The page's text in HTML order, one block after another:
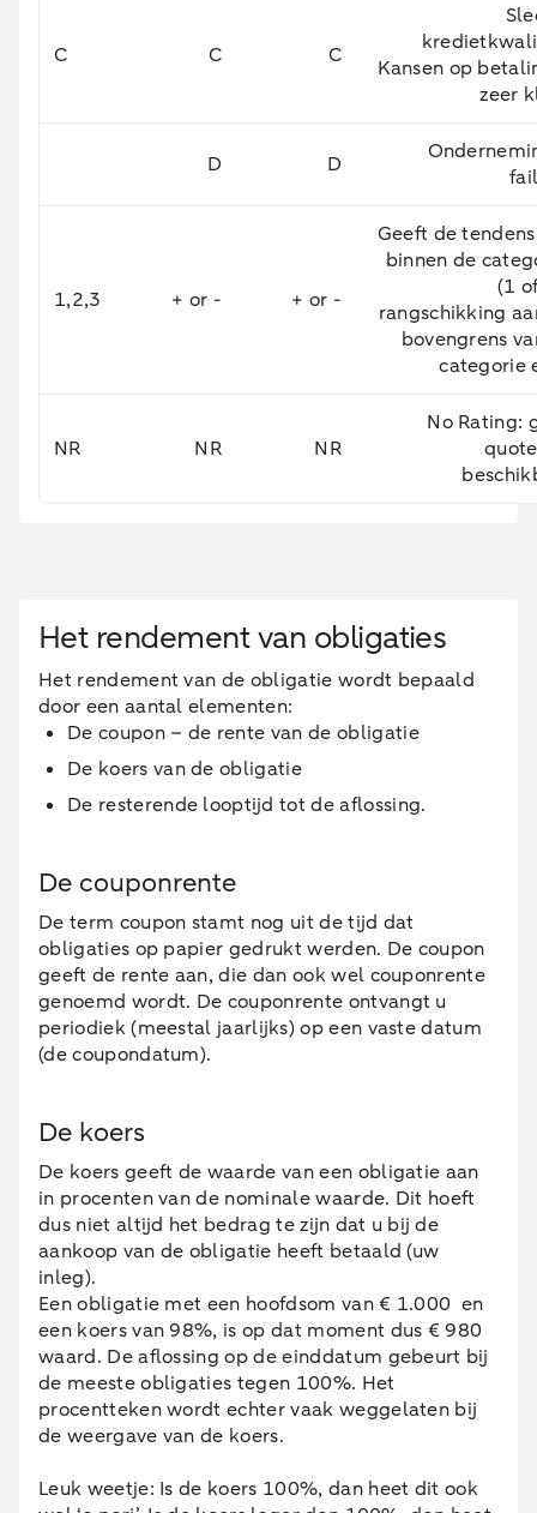
C C C
Kansen op
zeer
D D
1,2,3 + or - + or -
Geeft de
binnen de
(1
rangschikking
bovengrens
categorie
NR NR NR
No Rating:
Het rendement van obligaties
Het rendement van de obligatie wordt bepaald
door een aantal elementen:
De coupon – de rente van de obligatie
De koers van de obligatie
De resterende looptijd tot de aflossing.
De couponrente
De term coupon stamt nog uit de tijd dat
obligaties op papier gedrukt werden. De coupon
geeft de rente aan, die dan ook wel couponrente
genoemd wordt. De couponrente ontvangt u
periodiek (meestal jaarlijks) op een vaste datum
(de coupondatum).
De koers
De koers geeft de waarde van een obligatie aan
in procenten van de nominale waarde. Dit hoeft
dus niet altijd het bedrag te zijn dat u bij de
aankoop van de obligatie heeft betaald (uw
inleg).
Een obligatie met een hoofdsom van € 1.000 en
een koers van 98%, is op dat moment dus € 980
waard. De aflossing op de einddatum gebeurt bij
de meeste obligaties tegen 100%. Het
procentteken wordt echter vaak weggelaten bij
de weergave van de koers.
Leuk weetje: Is de koers 100%, dan heet dit ook